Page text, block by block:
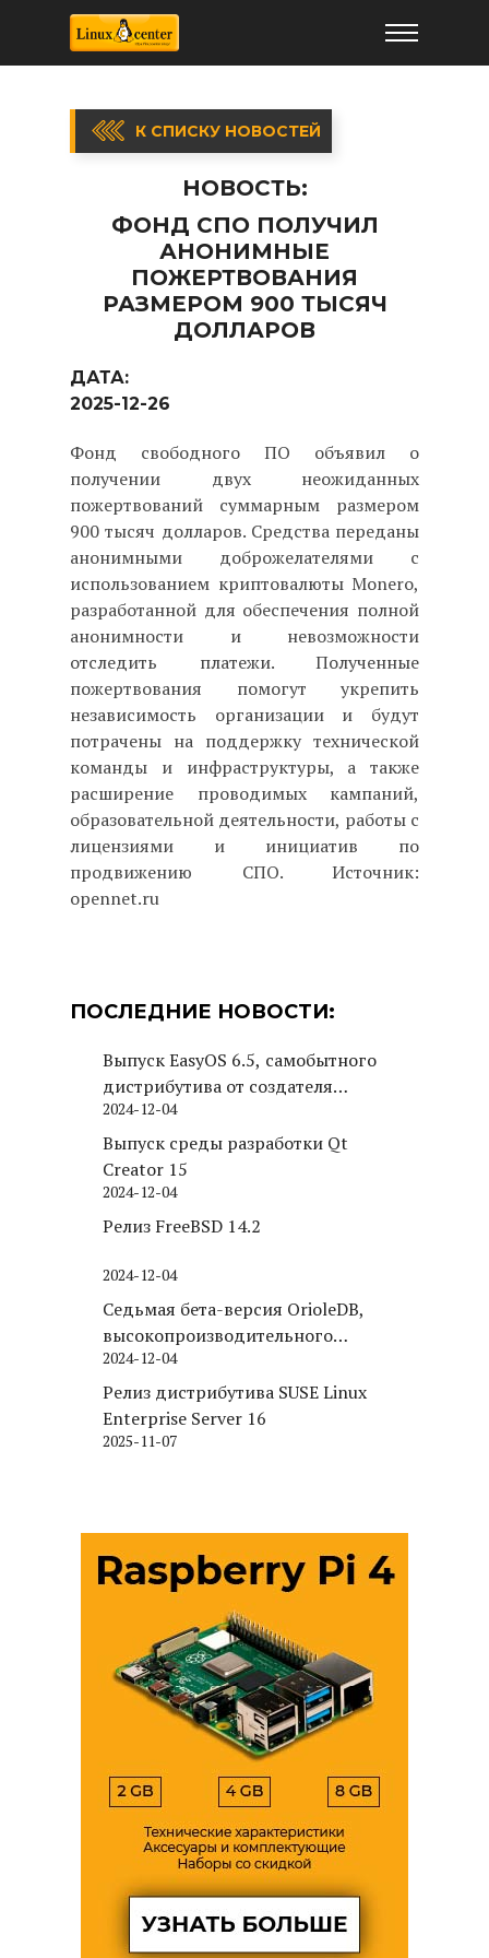
К СПИСКУ НОВОСТЕЙ
НОВОСТЬ:
ФОНД СПО ПОЛУЧИЛ
АНОНИМНЫЕ
ПОЖЕРТВОВАНИЯ
РАЗМЕРОМ 900 ТЫСЯЧ
ДОЛЛАРОВ
ДАТА:
2025-12-26
Фонд свободного ПО объявил о
получении двух неожиданных
пожертвований суммарным размером
900 тысяч долларов. Средства переданы
анонимными доброжелателями с
использованием криптовалюты Monero,
разработанной для обеспечения полной
анонимности и невозможности
отследить платежи. Полученные
пожертвования помогут укрепить
независимость организации и будут
потрачены на поддержку технической
команды и инфраструктуры, а также
расширение проводимых кампаний,
образовательной деятельности, работы с
лицензиями и инициатив по
продвижению СПО. Источник:
opennet.ru
ПОСЛЕДНИЕ НОВОСТИ:
Выпуск EasyOS 6.5, самобытного
дистрибутива от создателя
Puppy Linux
2024-12-04
Выпуск среды разработки Qt
Creator 15
2024-12-04
Релиз FreeBSD 14.2
2024-12-04
Седьмая бета-версия OrioleDB,
высокопроизводительного
движка хранения для PostgreSQL
2024-12-04
Релиз дистрибутива SUSE Linux
Enterprise Server 16
2025-11-07